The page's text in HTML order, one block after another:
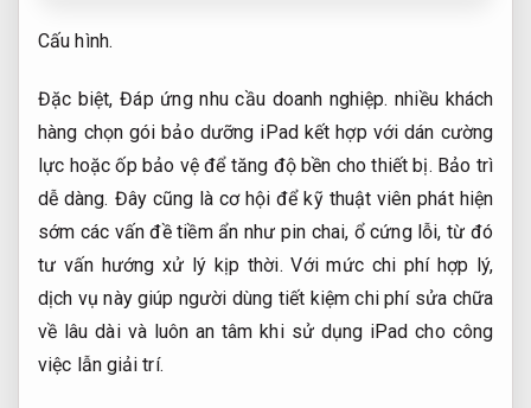
Cấu hình.
Đặc biệt,Đáp ứng nhu cầu doanh nghiệp. nhiều khách
hàng chọn gói bảo dưỡng iPad kết hợp với dán cường
lực hoặc ốp bảo vệ để tăng độ bền cho thiết bị. Bảo trì
dễ dàng. Đây cũng là cơ hội để kỹ thuật viên phát hiện
sớm các vấn đề tiềm ẩn như pin chai, ổ cứng lỗi, từ đó
tư vấn hướng xử lý kịp thời. Với mức chi phí hợp lý,
dịch vụ này giúp người dùng tiết kiệm chi phí sửa chữa
về lâu dài và luôn an tâm khi sử dụng iPad cho công
việc lẫn giải trí.